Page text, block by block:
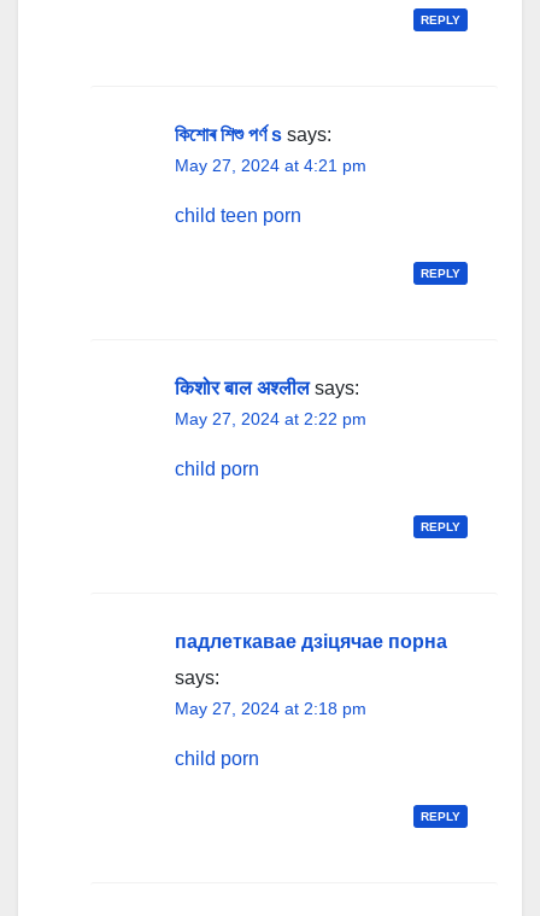
REPLY
কিশোৰ শিশু পৰ্ণ s says:
May 27, 2024 at 4:21 pm
child teen porn
REPLY
किशोर बाल अश्लील says:
May 27, 2024 at 2:22 pm
child porn
REPLY
падлеткавае дзіцячае порна
says:
May 27, 2024 at 2:18 pm
child porn
REPLY